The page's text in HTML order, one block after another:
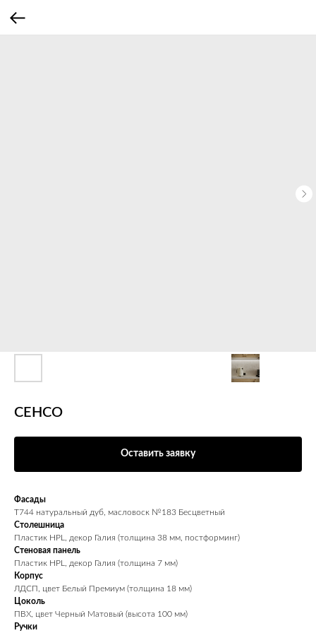
СЕНСО
Оставить заявку
Фасады
Т744 натуральный дуб, масловоск №183 Бесцветный
Столешница
Пластик HPL, декор Галия (толщина 38 мм, постформинг)
Стеновая панель
Пластик HPL, декор Галия (толщина 7 мм)
Корпус
ЛДСП, цвет Белый Премиум (толщина 18 мм)
Цоколь
ПВХ, цвет Черный Матовый (высота 100 мм)
Ручки